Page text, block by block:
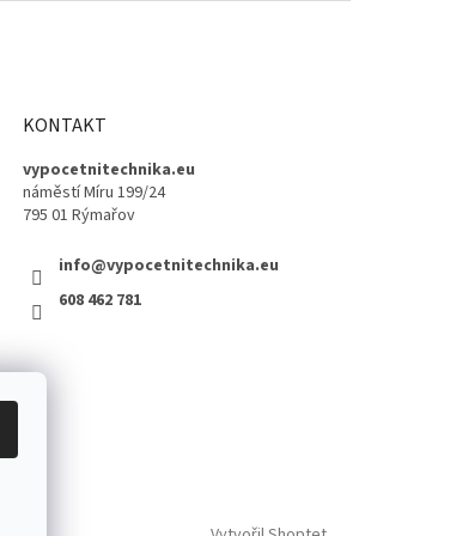
KONTAKT
vypocetnitechnika.eu
náměstí Míru 199/24
795 01 Rýmařov
info@vypocetnitechnika.eu
608 462 781